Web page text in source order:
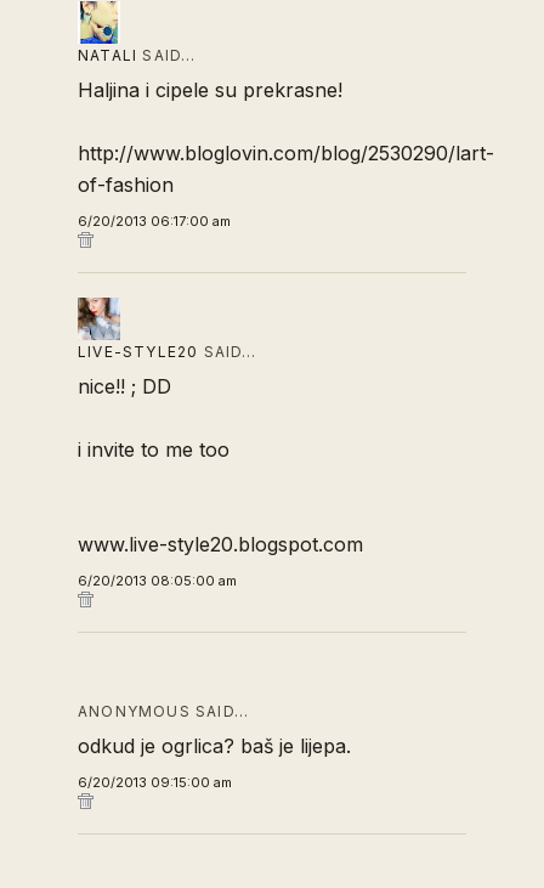
NATALI SAID…
Haljina i cipele su prekrasne!
http://www.bloglovin.com/blog/2530290/lart-
of-fashion
6/20/2013 06:17:00 am
LIVE-STYLE20 SAID…
nice!! ; DD
i invite to me too
www.live-style20.blogspot.com
6/20/2013 08:05:00 am
ANONYMOUS SAID…
odkud je ogrlica? baš je lijepa.
6/20/2013 09:15:00 am